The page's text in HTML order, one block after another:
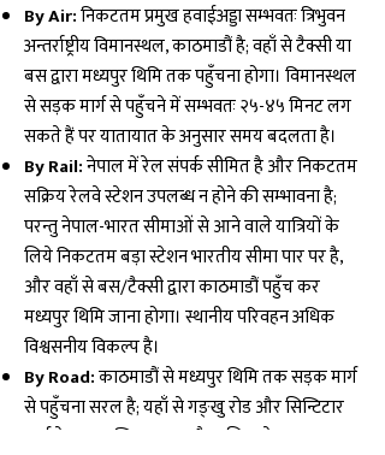
By Air:निकटतम प्रमुख हवाईअड्डा सम्भवतः त्रिभुवन
अन्तर्राष्ट्रीय विमानस्थल, काठमाडौं है; वहाँ से टैक्सी या
बस द्वारा मध्यपुर थिमि तक पहुँचना होगा। विमानस्थल
से सड़क मार्ग से पहुँचने में सम्भवतः २५-४५ मिनट लग
सकते हैं पर यातायात के अनुसार समय बदलता है।
By Rail:नेपाल में रेल संपर्क सीमित है और निकटतम
सक्रिय रेलवे स्टेशन उपलब्ध न होने की सम्भावना है;
परन्तु नेपाल-भारत सीमाओं से आने वाले यात्रियों के
लिये निकटतम बड़ा स्टेशन भारतीय सीमा पार पर है,
और वहाँ से बस/टैक्सी द्वारा काठमाडौं पहुँच कर
मध्यपुर थिमि जाना होगा। स्थानीय परिवहन अधिक
विश्वसनीय विकल्प है।
By Road:काठमाडौं से मध्यपुर थिमि तक सड़क मार्ग
से पहुँचना सरल है; यहाँ से गङ्खु रोड और सिन्टिटार
मार्ग के द्वारा मन्दिर का रूट है। नजिक के शहर भक्तपुर